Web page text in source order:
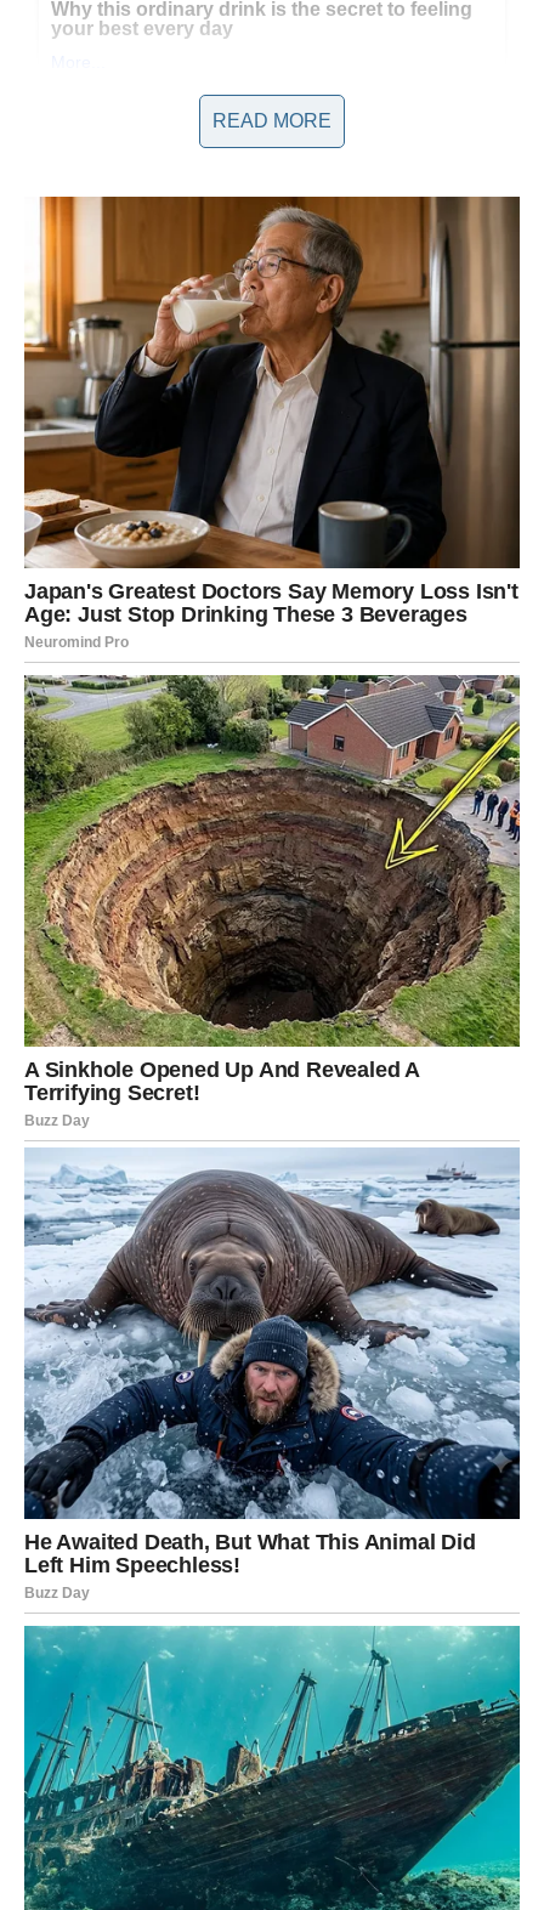
Koke je također bio svjestan švedskih zakona koji
omogućavaju stranim radnicima da rade bez radne dozvole
ukoliko su njihovi angažmani regularno prijavljeni, a ako je
vrijeme rada kraće od 14 dana. U njegovom slučaju, nastup u
Malmeu trebao je trajati samo jedan dan, što bi značilo da je
ispunjavao uvjete. “Shvatio sam da je problem što nisam imao
radnu dozvolu, a prije toga sam imao saznanje da po
švedskom zakonu, ako je sve regularno prijavljeno, imam
pravo unutar 14 dana raditi bez dozvole,” rekao je Koke. Iako
je bio svjestan ovih pravila, njegova situacija pokazuje koliko
su i najjednostavniji zakoni često nejasni i podložni
interpretaciji, što može dovesti do ozbiljnih problema za
umjetnike.
Ova situacija otvara važnu diskusiju o zaštiti umjetnika,
posebno onih iz manjih zemalja, prilikom izvođenja svojih
nastupa u inozemstvu. Nedostaci u zakonodavstvu ili njihova
interpretacija često dovode do nepredviđenih posljedica koje
mogu ozbiljno uticati na karijere i život umjetnika. U kontekstu
globalizacije i povećane mobilnosti umjetnika, važno je da se
stvore jasne i pravedne smjernice koje će omogućiti lakši
pristup tržištima širom svijeta. Ovaj slučaj također podsjeća na
potrebu za međunarodnim sporazumima koji će regulirati rad
umjetnika u inozemstvu, kako bi se izbjegli slični problemi u
budućnosti.
Kokeov slučaj predstavlja samo jedan od mnogih primjera koji
ilustriraju kompleksnost rada u međunarodnom okruženju za
umjetnike. Njegova iskustva mogu poslužiti kao upozorenje
drugima koji planiraju nastupe u inozemstvu, ali i kao poziv
nadležnim institucijama da preispitaju postojeće zakone i
olakšaju rad umjetnicima. Sa sve većom povezanošću svijeta,
neophodno je razumjeti izazove s kojima se suočavaju
umjetnici i pružiti im adekvatnu podršku kako bi mogli
nesmetano djelovati i ostvarivati svoje umjetničke ciljeve.
Umjetnici, koji često donose kulturno bogatstvo u zemlje u
koje putuju, zaslužuju jasne i pravedne uvjete rada.
U zaključku, Kokeova situacija nije samo njegov lični problem,
već predstavlja i širi problem u industriji zabave. Umjetnici su
READ MORE